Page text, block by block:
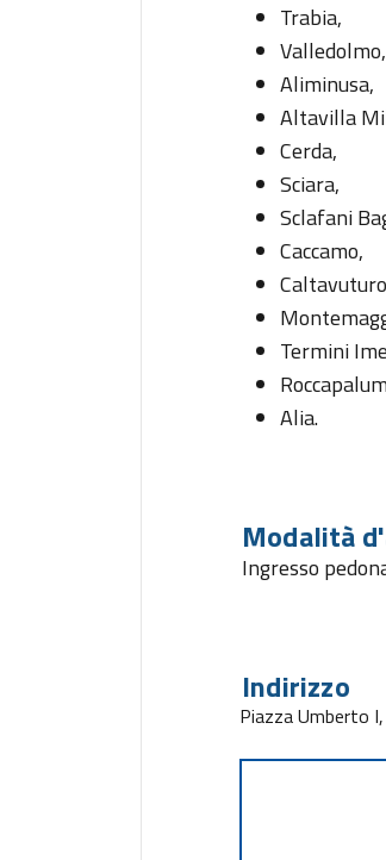
Trabia,
Valledolmo,
Aliminusa,
Altavilla
Cerda,
Sciara,
Sclafani
Caccamo,
Termini
Alia.
Modalità
Ingresso
Indirizzo
Piazza Umberto